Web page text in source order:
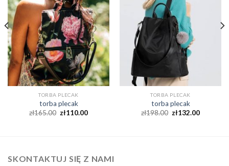
TORBA PLECAK
torba plecak
zł165.00 zł110.00
TORBA PLECAK
torba plecak
zł198.00 zł132.00
SKONTAKTUJ SIĘ Z NAMI